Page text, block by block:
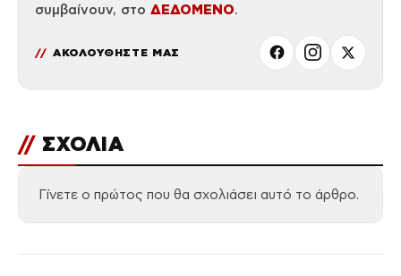
συμβαίνουν, στο ΔΕΔΟΜΕΝΟ.
ΑΚΟΛΟΥΘΗΣΤΕ ΜΑΣ
// ΣΧΟΛΙΑ
Γίνετε ο πρώτος που θα σχολιάσει αυτό το άρθρο.